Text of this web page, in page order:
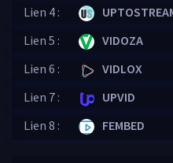
Lien 4 :
Lien 5 :
VIDOZA
Lien 6 :
VIDLOX
Lien 7 :
UPVID
Lien 8 :
FEMBED